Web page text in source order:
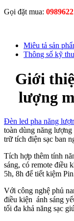
Gọi đặt mua:
Miêu tả sản
Thông số kỹ
Giới
lượng
Đèn led pha năng
toàn dùng năng
trữ tích điện sạc ban
Tích hợp thêm tính
sáng, có remote điều
5h, 8h để tiết kiệm
Với công nghệ phủ
điều kiện ánh sáng
tối đa khả năng sạc